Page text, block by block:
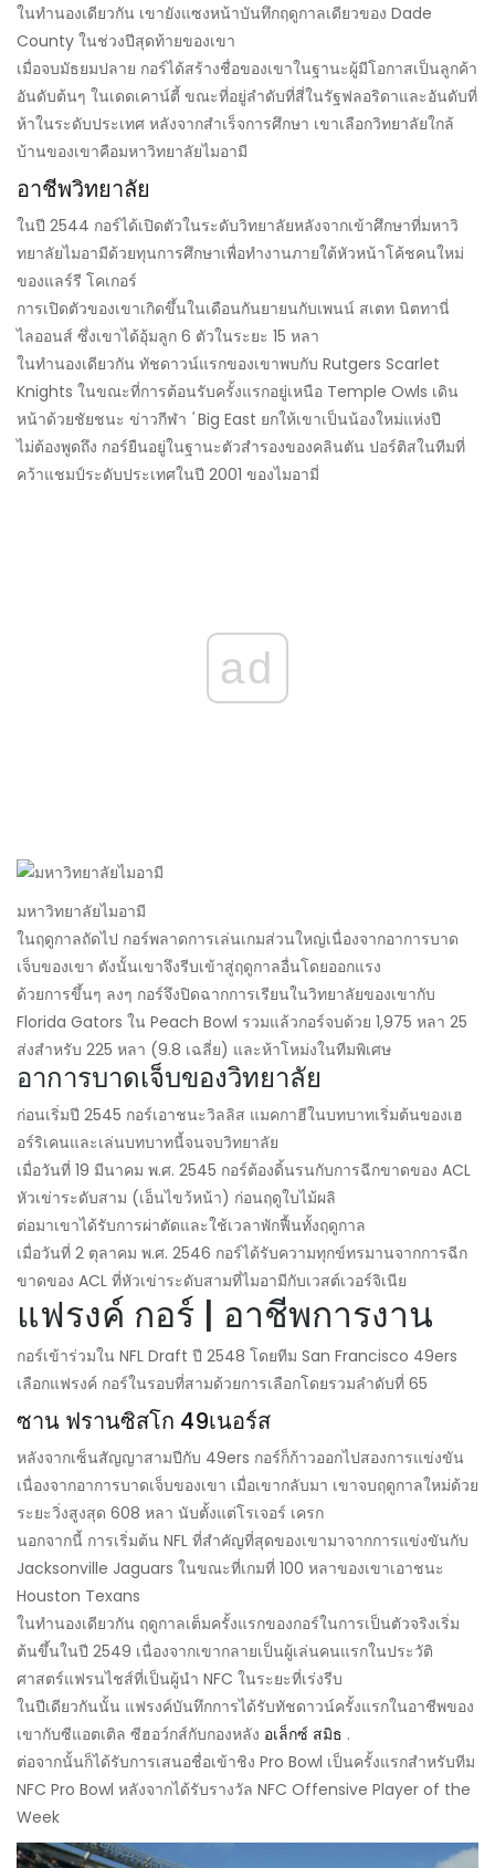
ในทำนองเดียวกัน เขายังแซงหน้าบันทึกฤดูกาลเดียวของ Dade
County ในช่วงปีสุดท้ายของเขา
เมื่อจบมัธยมปลาย กอร์ได้สร้างชื่อของเขาในฐานะผู้มีโอกาสเป็นลูกค้า
อันดับต้นๆ ในเดดเคาน์ตี้ ขณะที่อยู่ลำดับที่สี่ในรัฐฟลอริดาและอันดับที่
ห้าในระดับประเทศ หลังจากสำเร็จการศึกษา เขาเลือกวิทยาลัยใกล้
บ้านของเขาคือมหาวิทยาลัยไมอามี
อาชีพวิทยาลัย
ในปี 2544 กอร์ได้เปิดตัวในระดับวิทยาลัยหลังจากเข้าศึกษาที่มหาวิ
ทยาลัยไมอามีด้วยทุนการศึกษาเพื่อทำงานภายใต้หัวหน้าโค้ชคนใหม่
ของแลร์รี โคเกอร์
การเปิดตัวของเขาเกิดขึ้นในเดือนกันยายนกับเพนน์ สเตท นิตทานี่
ไลออนส์ ซึ่งเขาได้อุ้มลูก 6 ตัวในระยะ 15 หลา
ในทำนองเดียวกัน ทัชดาวน์แรกของเขาพบกับ Rutgers Scarlet
Knights ในขณะที่การต้อนรับครั้งแรกอยู่เหนือ Temple Owls เดิน
หน้าด้วยชัยชนะ ข่าวกีฬา 'Big East ยกให้เขาเป็นน้องใหม่แห่งปี
ไม่ต้องพูดถึง กอร์ยืนอยู่ในฐานะตัวสำรองของคลินตัน ปอร์ติสในทีมที่
คว้าแชมป์ระดับประเทศในปี 2001 ของไมอามี่
ad
มหาวิทยาลัยไมอามี
ในฤดูกาลถัดไป กอร์พลาดการเล่นเกมส่วนใหญ่เนื่องจากอาการบาด
เจ็บของเขา ดังนั้นเขาจึงรีบเข้าสู่ฤดูกาลอื่นโดยออกแรง
ด้วยการขึ้นๆ ลงๆ กอร์จึงปิดฉากการเรียนในวิทยาลัยของเขากับ
Florida Gators ใน Peach Bowl รวมแล้วกอร์จบด้วย 1,975 หลา 25
ส่งสำหรับ 225 หลา (9.8 เฉลี่ย) และห้าโหม่งในทีมพิเศษ
อาการบาดเจ็บของวิทยาลัย
ก่อนเริ่มปี 2545 กอร์เอาชนะวิลลิส แมคกาฮีในบทบาทเริ่มต้นของเฮ
อร์ริเคนและเล่นบทบาทนี้จนจบวิทยาลัย
เมื่อวันที่ 19 มีนาคม พ.ศ. 2545 กอร์ต้องดิ้นรนกับการฉีกขาดของ ACL
หัวเข่าระดับสาม (เอ็นไขว้หน้า) ก่อนฤดูใบไม้ผลิ
ต่อมาเขาได้รับการผ่าตัดและใช้เวลาพักฟื้นทั้งฤดูกาล
เมื่อวันที่ 2 ตุลาคม พ.ศ. 2546 กอร์ได้รับความทุกข์ทรมานจากการฉีก
ขาดของ ACL ที่หัวเข่าระดับสามที่ไมอามีกับเวสต์เวอร์จิเนีย
แฟรงค์ กอร์ | อาชีพการงาน
กอร์เข้าร่วมใน NFL Draft ปี 2548 โดยทีม San Francisco 49ers
เลือกแฟรงค์ กอร์ในรอบที่สามด้วยการเลือกโดยรวมลำดับที่ 65
ซาน ฟรานซิสโก 49เนอร์ส
หลังจากเซ็นสัญญาสามปีกับ 49ers กอร์ก็ก้าวออกไปสองการแข่งขัน
เนื่องจากอาการบาดเจ็บของเขา เมื่อเขากลับมา เขาจบฤดูกาลใหม่ด้วย
ระยะวิ่งสูงสุด 608 หลา นับตั้งแต่โรเจอร์ เครก
นอกจากนี้ การเริ่มต้น NFL ที่สำคัญที่สุดของเขามาจากการแข่งขันกับ
Jacksonville Jaguars ในขณะที่เกมที่ 100 หลาของเขาเอาชนะ
Houston Texans
ในทำนองเดียวกัน ฤดูกาลเต็มครั้งแรกของกอร์ในการเป็นตัวจริงเริ่ม
ต้นขึ้นในปี 2549 เนื่องจากเขากลายเป็นผู้เล่นคนแรกในประวัติ
ศาสตร์แฟรนไชส์ที่เป็นผู้นำ NFC ในระยะที่เร่งรีบ
ในปีเดียวกันนั้น แฟรงค์บันทึกการได้รับทัชดาวน์ครั้งแรกในอาชีพของ
เขากับซีแอตเติล ซีฮอว์กส์กับกองหลัง อเล็กซ์ สมิธ .
ต่อจากนั้นก็ได้รับการเสนอชื่อเข้าชิง Pro Bowl เป็นครั้งแรกสำหรับทีม
NFC Pro Bowl หลังจากได้รับรางวัล NFC Offensive Player of the
Week